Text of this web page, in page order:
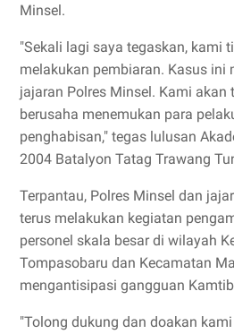
Minsel.
"Sekali lagi saya tegaskan, kami
melakukan pembiaran. Kasus ini
jajaran Polres Minsel. Kami akan
berusaha menemukan para
penghabisan," tegas lulusan
2004 Batalyon Tatag Trawang
Terpantau, Polres Minsel dan
terus melakukan kegiatan
personel skala besar di wilayah
Tompasobaru dan Kecamatan
mengantisipasi gangguan
"Tolong dukung dan doakan